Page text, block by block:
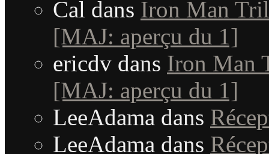
Cal dans Iron Man
[MAJ: aperçu du 1]
ericdv dans Iron Man
[MAJ: aperçu du 1]
LeeAdama dans
LeeAdama dans